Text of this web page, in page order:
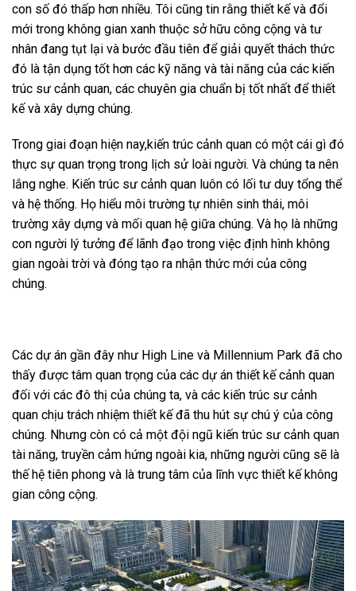
con số đó thấp hơn nhiều. Tôi cũng tin rằng thiết kế và đổi
mới trong không gian xanh thuộc sở hữu công cộng và tư
nhân đang tụt lại và bước đầu tiên để giải quyết thách thức
đó là tận dụng tốt hơn các kỹ năng và tài năng của các kiến ​​
trúc sư cảnh quan, các chuyên gia chuẩn bị tốt nhất để thiết
kế và xây dựng chúng.
Trong giai đoạn hiện nay,kiến ​​trúc cảnh quan có một cái gì đó
thực sự quan trọng trong lịch sử loài người. Và chúng ta nên
lắng nghe. Kiến trúc sư cảnh quan luôn có lối tư duy tổng thể
và hệ thống. Họ hiểu môi trường tự nhiên sinh thái, môi
trường xây dựng và mối quan hệ giữa chúng. Và họ là những
con người lý tưởng để lãnh đạo trong việc định hình không
gian ngoài trời và đóng tạo ra nhận thức mới của công
chúng.
Các dự án gần đây như High Line và Millennium Park đã cho
thấy được tâm quan trọng của các dự án thiết kế cảnh quan
đối với các đô thị của chúng ta, và các kiến ​​trúc sư cảnh
quan chịu trách nhiệm thiết kế đã thu hút sự chú ý của công
chúng. Nhưng còn có cả một đội ngũ kiến ​​trúc sư cảnh quan
tài năng, truyền cảm hứng ngoài kia, những người cũng sẽ là
thế hệ tiên phong và là trung tâm của lĩnh vực thiết kế không
gian công cộng.